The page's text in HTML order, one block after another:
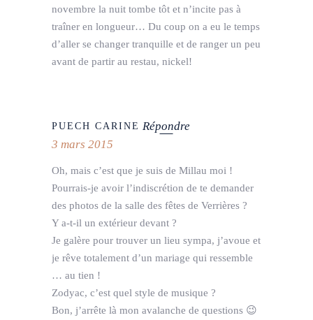
novembre la nuit tombe tôt et n’incite pas à
traîner en longueur… Du coup on a eu le temps
d’aller se changer tranquille et de ranger un peu
avant de partir au restau, nickel!
PUECH CARINE Répondre
3 mars 2015
Oh, mais c’est que je suis de Millau moi !
Pourrais-je avoir l’indiscrétion de te demander
des photos de la salle des fêtes de Verrières ?
Y a-t-il un extérieur devant ?
Je galère pour trouver un lieu sympa, j’avoue et
je rêve totalement d’un mariage qui ressemble
… au tien !
Zodyac, c’est quel style de musique ?
Bon, j’arrête là mon avalanche de questions 😉